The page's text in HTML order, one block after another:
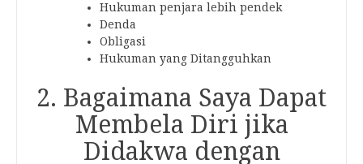
Hukuman penjara lebih pendek
Denda
Obligasi
Hukuman yang Ditangguhkan
2. Bagaimana Saya Dapat
Membela Diri jika
Didakwa dengan